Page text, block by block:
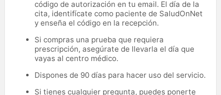
código de autorización en tu email. El día de la
cita, identifícate como paciente de SaludOnNet
y enseña el código en la recepción.
Si compras una prueba que requiera
prescripción, asegúrate de llevarla el día que
vayas al centro médico.
Dispones de 90 días para hacer uso del servicio.
Si tienes cualquier pregunta, puedes ponerte